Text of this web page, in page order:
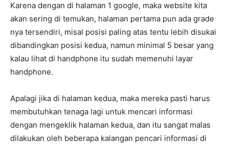
Karena dengan di halaman 1 google, maka website kita
akan sering di temukan, halaman pertama pun ada grade
nya tersendiri, misal posisi paling atas tentu lebih disukai
dibandingkan posisi kedua, namun minimal 5 besar yang
kalau lihat di handphone itu sudah memenuhi layar
handphone.
Apalagi jika di halaman kedua, maka mereka pasti harus
membutuhkan tenaga lagi untuk mencari informasi
dengan mengeklik halaman kedua, dan itu sangat malas
dilakukan oleh beberapa kalangan pencari informasi di